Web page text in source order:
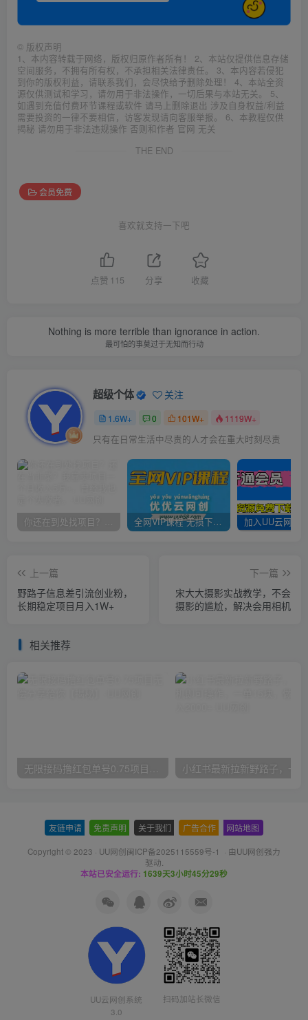
© 版权声明
1、本内容转载于网络，版权归原作者所有！ 2、本站仅提供信息存储
空间服务，不拥有所有权，不承担相关法律责任。 3、本内容若侵犯
到你的版权利益，请联系我们，会尽快给予删除处理！ 4、本站全资
源仅供测试和学习，请勿用于非法操作，一切后果与本站无关。 5、
如遇到充值付费环节课程或软件 请马上删除退出 涉及自身权益/利益
需要投资的一律不要相信，访客发现请向客服举报。 6、本教程仅供
揭秘 请勿用于非法违规操作 否则和作者 官网 无关
THE END
会员免费
喜欢就支持一下吧
点赞 115 分享 收藏
Nothing is more terrible than ignorance in action.
最可怕的事莫过于无知而行动
超级个体 关注
1.6W+ 0 101W+ 1119W+
只有在日常生活中尽责的人才会在重大时刻尽责
你还在到处找项目？还在当韭菜？我靠卖项目一个月收入5万+，曾经我也是个失败者。 全网VIP课程 无损下载~
上一篇
野路子信息差引流创业粉，
长期稳定项目月入1W+
下一篇
宋大大‮影摄‬实战教学，不会
摄影的尴尬，解决会用相机
相关推荐
无限接码撸红包单号0.75项目无偿分享给你【揭秘】
友链申请 免责声明 关于我们 广告合作 网站地图
Copyright © 2023 · UU网创闽ICP备2025115559号-1 · 由UU网创强力
驱动.
本站已安全运行: 1639天3小时45分30秒
UU云网创系统
3.0
扫码加站长微信